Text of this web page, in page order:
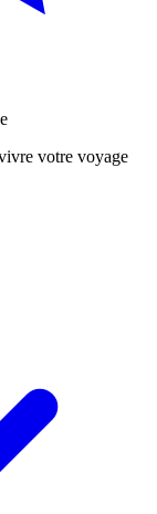
votre voyage